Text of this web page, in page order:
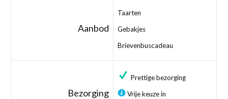
Aanbod
Taarten
Gebakjes
Brievenbuscadeau
Bezorging
Prettige bezorging
Vrije keuze in